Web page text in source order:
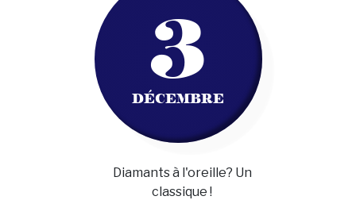
3
DÉCEMBRE
Diamants à l'oreille? Un
classique !